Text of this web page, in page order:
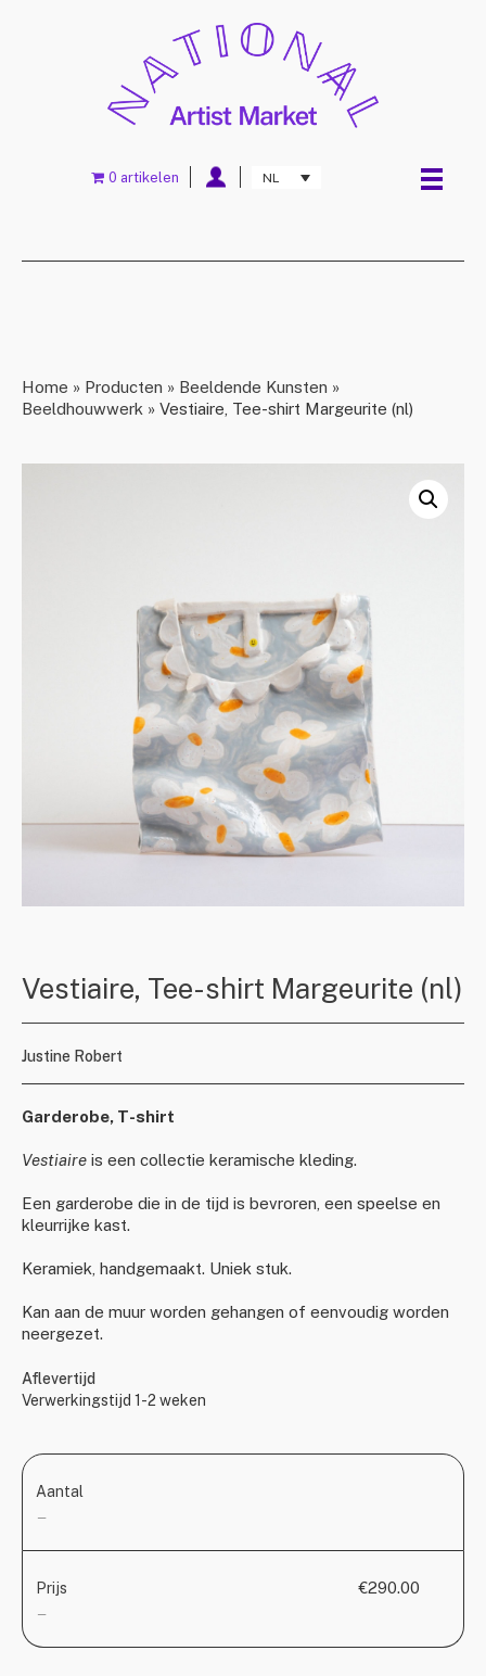
NL
0 artikelen
Home » Producten » Beeldende Kunsten »
Beeldhouwwerk » Vestiaire, Tee-shirt Margeurite (nl)
Vestiaire, Tee-shirt Margeurite (nl)
Justine Robert
Garderobe, T-shirt
Vestiaire is een collectie keramische kleding.
Een garderobe die in de tijd is bevroren, een speelse en
kleurrijke kast.
Keramiek, handgemaakt. Uniek stuk.
Kan aan de muur worden gehangen of eenvoudig worden
neergezet.
Aflevertijd
Verwerkingstijd 1-2 weken
Aantal
—
Prijs
—
€290.00